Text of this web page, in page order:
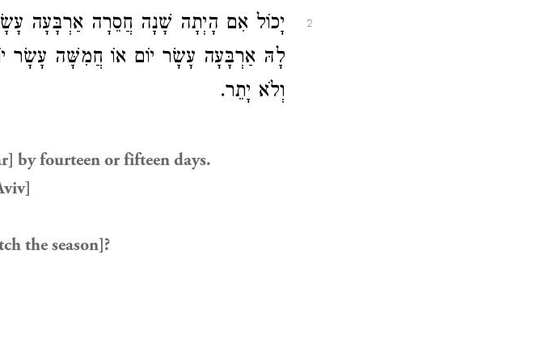
2
יָכוֹל אִם הָיְתָה שָׁנָה חֲסֵרָה אַרְבָּעָה
לָהּ אַרְבָּעָה עָשָׂר יוֹם אוֹ חֲמִשָּׁה עָשָׂר
וְלֹא יָתֵר.
by fourteen or fifteen days.
the season]?